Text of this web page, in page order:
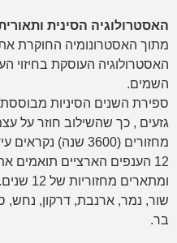
האסטרולוגיה הסינית
מתוך האסטרונומיה החוקרת
האסטרולוגיה העוסקת בחיזוי
השמים.
מחזורים (3600 שנה) נקראים עידן.
12 הענפים הארציים
שור, נמר, ארנבת, דרקון, נחש,
בר.